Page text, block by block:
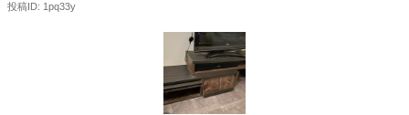
投稿ID: 1pq33y